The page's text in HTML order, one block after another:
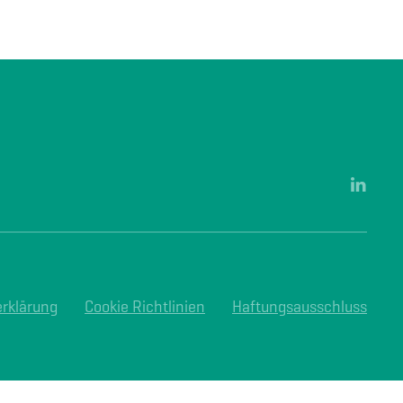
Cookie Richtlinien Haftungsausschluss